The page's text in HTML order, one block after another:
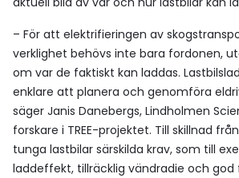
– För att elektrifieringen av
verklighet behövs inte bara fordonen,
om var de faktiskt kan laddas.
enklare att planera och genomföra
säger Janis Danebergs, Lindholmen
forskare i TREE-projektet. Till skillnad
tunga lastbilar särskilda krav, som till
laddeffekt, tillräcklig vändradie och